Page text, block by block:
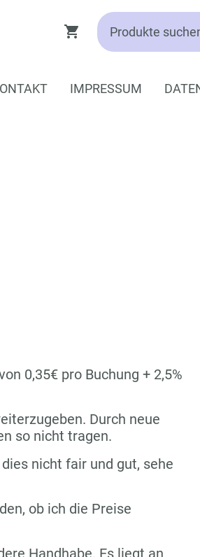
IMPRESSUM
0,35€ pro Buchung + 2,5%
Durch neue
so nicht tragen.
nicht fair und gut, sehe
ob ich die Preise
Handhabe. Es liegt an